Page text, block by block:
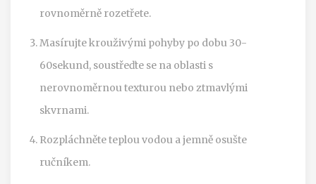
rovnoměrně rozetřete.
Masírujte krouživými pohyby po dobu 30-
60sekund, soustřeďte se na oblasti s
nerovnoměrnou texturou nebo ztmavlými
skvrnami.
Rozpláchněte teplou vodou a jemně osušte
ručníkem.